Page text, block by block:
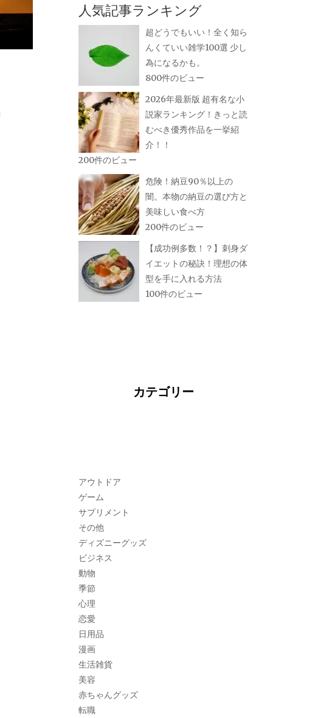
人気記事ランキング
超どうでもいい！全く知ら
んくていい雑学100選 少し
為になるかも。
800件のビュー
2026年最新版 超有名な小
説家ランキング！きっと読
むべき優秀作品を一挙紹
介！！
200件のビュー
危険！納豆90％以上の
闇。本物の納豆の選び方と
美味しい食べ方
200件のビュー
【成功例多数！？】刺身ダ
イエットの秘訣！理想の体
型を手に入れる方法
100件のビュー
カテゴリー
アウトドア
ゲーム
サプリメント
その他
ディズニーグッズ
ビジネス
動物
季節
心理
恋愛
日用品
漫画
生活雑貨
美容
赤ちゃんグッズ
転職